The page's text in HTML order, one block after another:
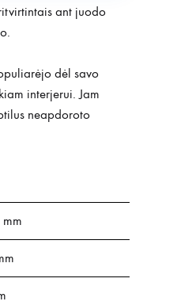
ant juodo
dėl savo
interjerui. Jam
neapdoroto